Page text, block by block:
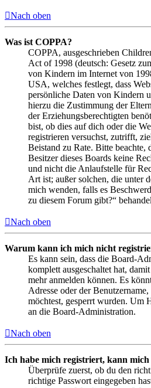
Nach oben
Was ist COPPA?
COPPA, ausgeschrieben
Act of 1998 (deutsch: Gesetz
von Kindern im Internet von
USA, welches festlegt, dass
persönliche Daten von Kindern
hierzu die Zustimmung der
der Erziehungsberechtigten
bist, ob dies auf dich oder die
registrieren versuchst, zutrifft,
Beistand zu Rate. Bitte
Besitzer dieses Boards keine
und nicht die Anlaufstelle für
Art ist; außer solchen, die unter
mich wenden, falls es
zu diesem Forum gibt?“
Nach oben
Warum kann ich mich nicht
Es kann sein, dass die Board-
komplett ausgeschaltet hat,
mehr anmelden können. Es
Adresse oder der
möchtest, gesperrt wurden. Um
an die Board-Administration.
Nach oben
Ich habe mich registriert, kann
Überprüfe zuerst, ob du den
richtige Passwort eingegeben